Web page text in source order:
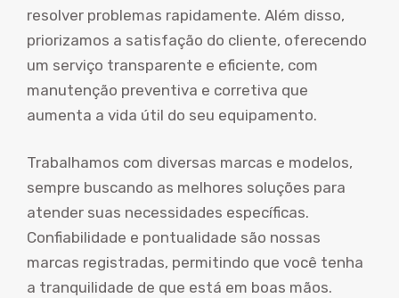
resolver problemas rapidamente. Além disso,
priorizamos a satisfação do cliente, oferecendo
um serviço transparente e eficiente, com
manutenção preventiva e corretiva que
aumenta a vida útil do seu equipamento.
Trabalhamos com diversas marcas e modelos,
sempre buscando as melhores soluções para
atender suas necessidades específicas.
Confiabilidade e pontualidade são nossas
marcas registradas, permitindo que você tenha
a tranquilidade de que está em boas mãos.